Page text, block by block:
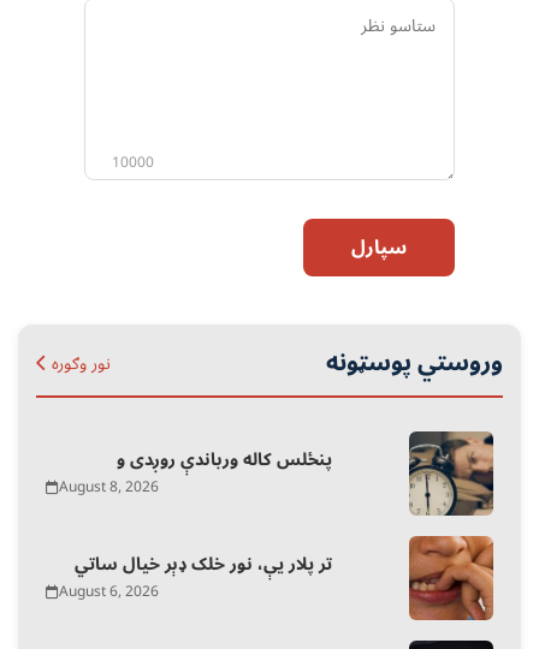
ستاسو
10000
سپارل
وروستي پوسټونه نور وګوره
پنځلس کاله ورباندې روږدی و
August 8, 2026
تر پلار یې، نور خلک ډېر خیال ساتي
August 6, 2026